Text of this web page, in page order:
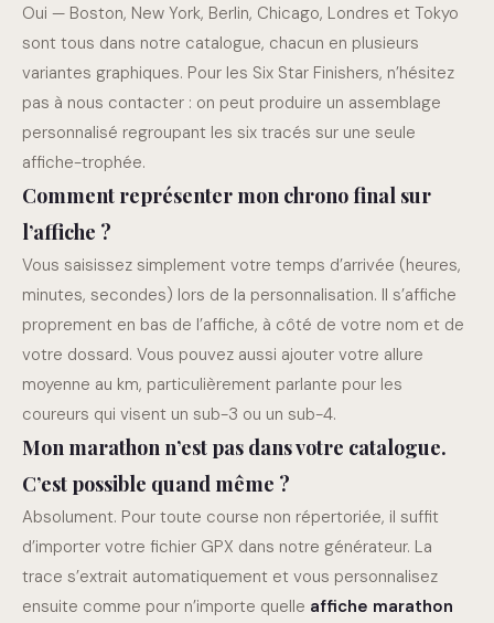
Oui — Boston, New York, Berlin, Chicago, Londres et Tokyo
sont tous dans notre catalogue, chacun en plusieurs
variantes graphiques. Pour les Six Star Finishers, n’hésitez
pas à nous contacter : on peut produire un assemblage
personnalisé regroupant les six tracés sur une seule
affiche-trophée.
Comment représenter mon chrono final sur
l’affiche ?
Vous saisissez simplement votre temps d’arrivée (heures,
minutes, secondes) lors de la personnalisation. Il s’affiche
proprement en bas de l’affiche, à côté de votre nom et de
votre dossard. Vous pouvez aussi ajouter votre allure
moyenne au km, particulièrement parlante pour les
coureurs qui visent un sub-3 ou un sub-4.
Mon marathon n’est pas dans votre catalogue.
C’est possible quand même ?
Absolument. Pour toute course non répertoriée, il suffit
d’importer votre fichier GPX dans notre générateur. La
trace s’extrait automatiquement et vous personnalisez
ensuite comme pour n’importe quelle affiche marathon